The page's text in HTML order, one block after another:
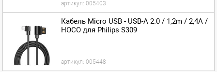
артикул: 005403
Кабель Micro USB - USB-A 2.0 / 1,2m / 2,4A /
HOCO для Philips S309
артикул: 005448